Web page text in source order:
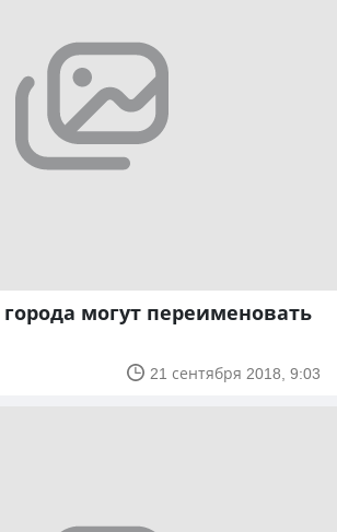
могут переименовать
21 сентября 2018, 9:03